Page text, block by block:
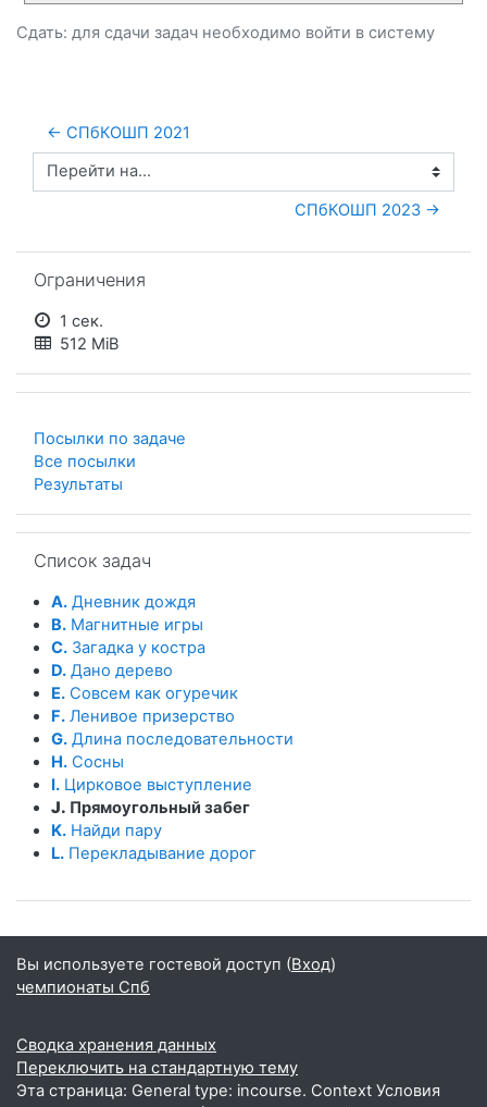
Сдать: для сдачи задач необходимо войти в систему
← СПбКОШП 2021
Перейти на...
СПбКОШП 2023 →
Ограничения
1 сек.
512 MiB
Посылки по задаче
Все посылки
Результаты
Список задач
A. Дневник дождя
B. Магнитные игры
C. Загадка у костра
D. Дано дерево
E. Совсем как огуречик
F. Ленивое призерство
G. Длина последовательности
H. Сосны
I. Цирковое выступление
J. Прямоугольный забег
K. Найди пару
L. Перекладывание дорог
Вы используете гостевой доступ (Вход)
чемпионаты Спб
Сводка хранения данных
Переключить на стандартную тему
Эта страница: General type: incourse. Context Условия